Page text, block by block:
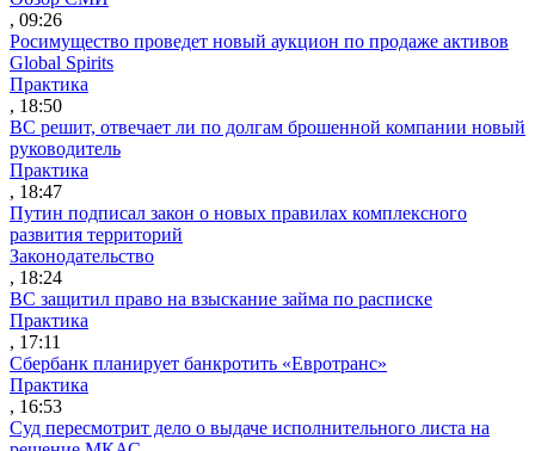
, 09:26
Росимущество проведет новый аукцион по продаже активов
Global Spirits
Практика
, 18:50
ВС решит, отвечает ли по долгам брошенной компании новый
руководитель
Практика
, 18:47
Путин подписал закон о новых правилах комплексного
развития территорий
Законодательство
, 18:24
ВС защитил право на взыскание займа по расписке
Практика
, 17:11
Сбербанк планирует банкротить «Евротранс»
Практика
, 16:53
Суд пересмотрит дело о выдаче исполнительного листа на